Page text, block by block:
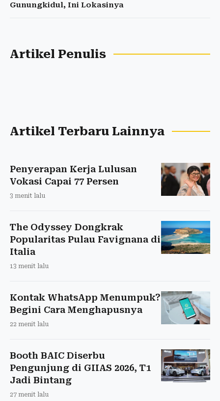
Gunungkidul, Ini Lokasinya
Artikel Penulis
Artikel Terbaru Lainnya
Penyerapan Kerja Lulusan
Vokasi Capai 77 Persen
3 menit lalu
The Odyssey Dongkrak
Popularitas Pulau Favignana di
Italia
13 menit lalu
Kontak WhatsApp Menumpuk?
Begini Cara Menghapusnya
22 menit lalu
Booth BAIC Diserbu
Pengunjung di GIIAS 2026, T1
Jadi Bintang
27 menit lalu